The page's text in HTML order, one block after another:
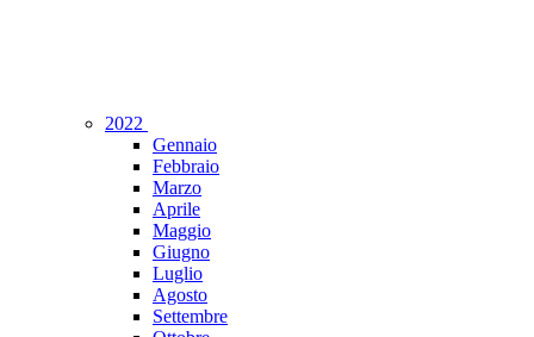
2022
Gennaio
Febbraio
Marzo
Aprile
Maggio
Giugno
Luglio
Agosto
Settembre